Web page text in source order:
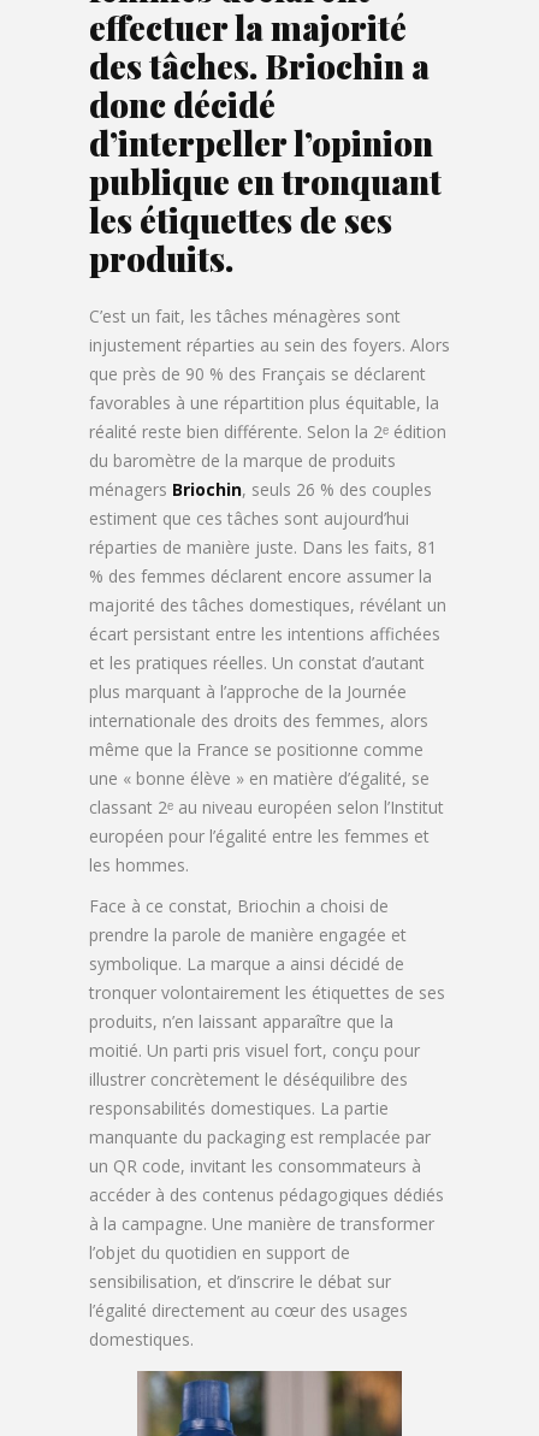
effectuer la majorité
des tâches. Briochin a
donc décidé
d’interpeller l’opinion
publique en tronquant
les étiquettes de ses
produits.
C’est un fait, les tâches ménagères sont
injustement réparties au sein des foyers. Alors
que près de 90 % des Français se déclarent
favorables à une répartition plus équitable, la
réalité reste bien différente. Selon la 2ᵉ édition
du baromètre de la marque de produits
ménagers Briochin, seuls 26 % des couples
estiment que ces tâches sont aujourd’hui
réparties de manière juste. Dans les faits, 81
% des femmes déclarent encore assumer la
majorité des tâches domestiques, révélant un
écart persistant entre les intentions affichées
et les pratiques réelles. Un constat d’autant
plus marquant à l’approche de la Journée
internationale des droits des femmes, alors
même que la France se positionne comme
une « bonne élève » en matière d’égalité, se
classant 2ᵉ au niveau européen selon l’Institut
européen pour l’égalité entre les femmes et
les hommes.
Face à ce constat, Briochin a choisi de
prendre la parole de manière engagée et
symbolique. La marque a ainsi décidé de
tronquer volontairement les étiquettes de ses
produits, n’en laissant apparaître que la
moitié. Un parti pris visuel fort, conçu pour
illustrer concrètement le déséquilibre des
responsabilités domestiques. La partie
manquante du packaging est remplacée par
un QR code, invitant les consommateurs à
accéder à des contenus pédagogiques dédiés
à la campagne. Une manière de transformer
l’objet du quotidien en support de
sensibilisation, et d’inscrire le débat sur
l’égalité directement au cœur des usages
domestiques.